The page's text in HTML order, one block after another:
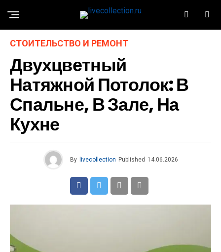
СТОИТЕЛЬСТВО И РЕМОНТ
Двухцветный
Натяжной Потолок: В
Спальне, В Зале, На
Кухне
By livecollection Published 14.06.2026